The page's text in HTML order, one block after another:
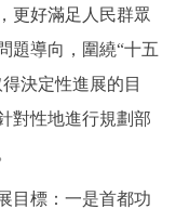
更好滿足人民群眾
題導向，圍繞“十五
決定性進展的目
對性地進行規劃部
標：一是首都功